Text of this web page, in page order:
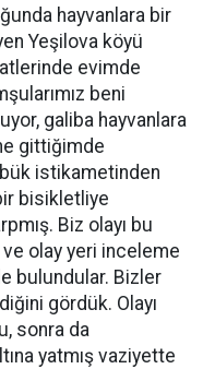
hayvanlara bir
Yeşilova köyü
evimde
beni
galiba hayvanlara
gittiğimde
istikametinden
bisikletliye
Biz olayı bu
olay yeri inceleme
bulundular. Bizler
gördük. Olayı
sonra da
yatmış vaziyette